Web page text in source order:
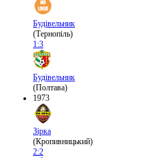
Будівельник
(Тернопіль)
1:3
Будівельник
(Полтава)
1973
Зірка
(Кропивницький)
2:2